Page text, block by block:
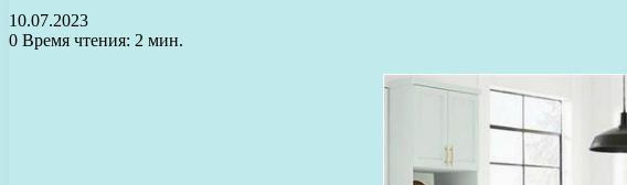
10.07.2023
0 Время чтения: 2 мин.